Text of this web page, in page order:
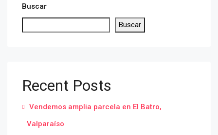
Buscar
Buscar
Recent Posts
Vendemos amplia parcela en El Batro,
Valparaíso